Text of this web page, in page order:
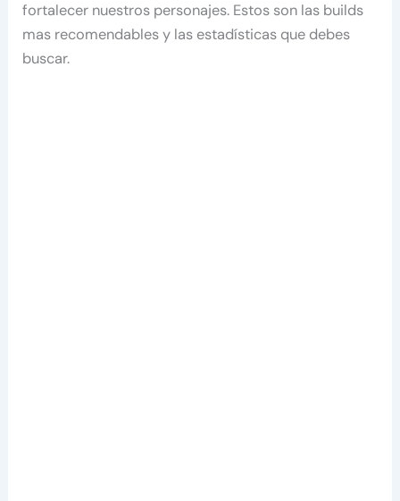
fortalecer nuestros personajes. Estos son las builds
mas recomendables y las estadísticas que debes
buscar.